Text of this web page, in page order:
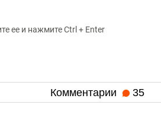
ее и нажмите Ctrl + Enter
Комментарии 35